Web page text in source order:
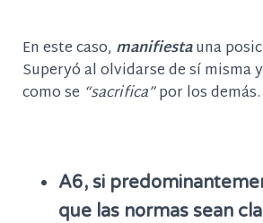
En este caso, manifiestauna
Superyó al olvidarse de sí misma
como se “sacrifica”por los demás.
A6, si
que las normas sean